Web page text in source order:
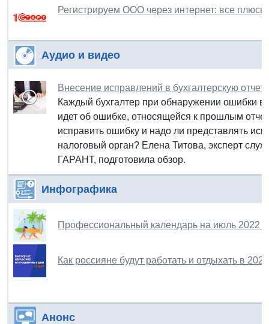
Регистрируем ООО через интернет: все
Аудио и видео
Внесение исправлений в бухгалтерскую
Каждый бухгалтер при обнаружении ошибки в
идет об ошибке, относящейся к прошлым
исправить ошибку и надо ли представлять
налоговый орган? Елена Титова, эксперт
ГАРАНТ, подготовила обзор.
Инфографика
Профессиональный календарь на июль 2022
Как россияне будут работать и отдыхать в
Анонс